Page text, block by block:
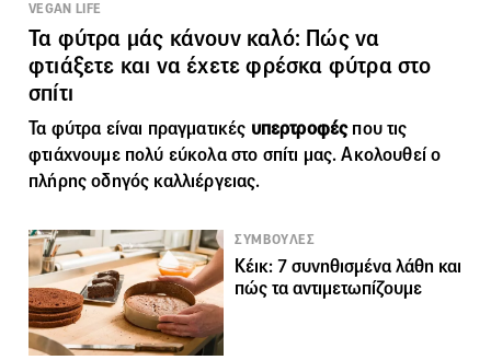
VEGAN LIFE
Τα φύτρα μάς κάνουν καλό: Πώς να
φτιάξετε και να έχετε φρέσκα φύτρα στο
σπίτι
Τα φύτρα είναι πραγματικές υπερτροφέςπου τις
φτιάχνουμε πολύ εύκολα στο σπίτι μας. Ακολουθεί ο
πλήρης οδηγός καλλιέργειας.
ΣΥΜΒΟΥΛΕΣ
Κέικ: 7 συνηθισμένα λάθη και
πώς τα αντιμετωπίζουμε